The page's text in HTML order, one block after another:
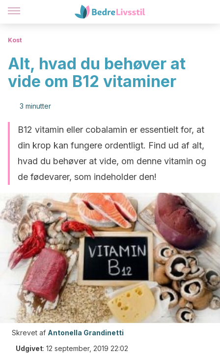
Kost
Alt, hvad du behøver at
vide om B12 vitaminer
3 minutter
B12 vitamin eller cobalamin er essentielt for, at
din krop kan fungere ordentligt. Find ud af alt,
hvad du behøver at vide, om denne vitamin og
de fødevarer, som indeholder den!
Skrevet af Antonella Grandinetti
Udgivet: 12 september, 2019 22:02